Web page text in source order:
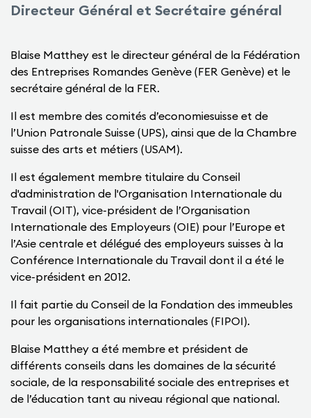
Directeur Général et Secrétaire général
Blaise Matthey est le directeur général de la Fédération
des Entreprises Romandes Genève (FER Genève) et le
secrétaire général de la FER.
Il est membre des comités d’economiesuisse et de
l’Union Patronale Suisse (UPS), ainsi que de la Chambre
suisse des arts et métiers (USAM).
Il est également membre titulaire du Conseil
d'administration de l'Organisation Internationale du
Travail (OIT), vice-président de l’Organisation
Internationale des Employeurs (OIE) pour l’Europe et
l’Asie centrale et délégué des employeurs suisses à la
Conférence Internationale du Travail dont il a été le
vice-président en 2012.
Il fait partie du Conseil de la Fondation des immeubles
pour les organisations internationales (FIPOI).
Blaise Matthey a été membre et président de
différents conseils dans les domaines de la sécurité
sociale, de la responsabilité sociale des entreprises et
de l’éducation tant au niveau régional que national.